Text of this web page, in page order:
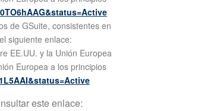
de GSuite, consistentes en
siguiente enlace:
EE.UU. y la Unión Europea
Europea a los principios
este enlace: